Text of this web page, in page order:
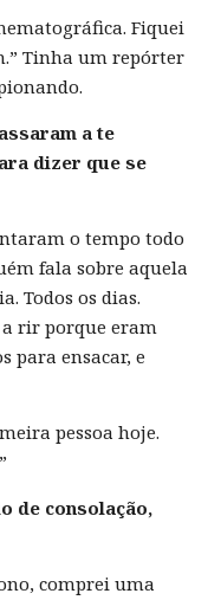
Fiquei
Tinha um repórter
a te
dizer que se
o tempo todo
fala sobre aquela
Todos os dias.
a rir porque eram
para ensacar, e
pessoa hoje.
de consolação,
comprei uma